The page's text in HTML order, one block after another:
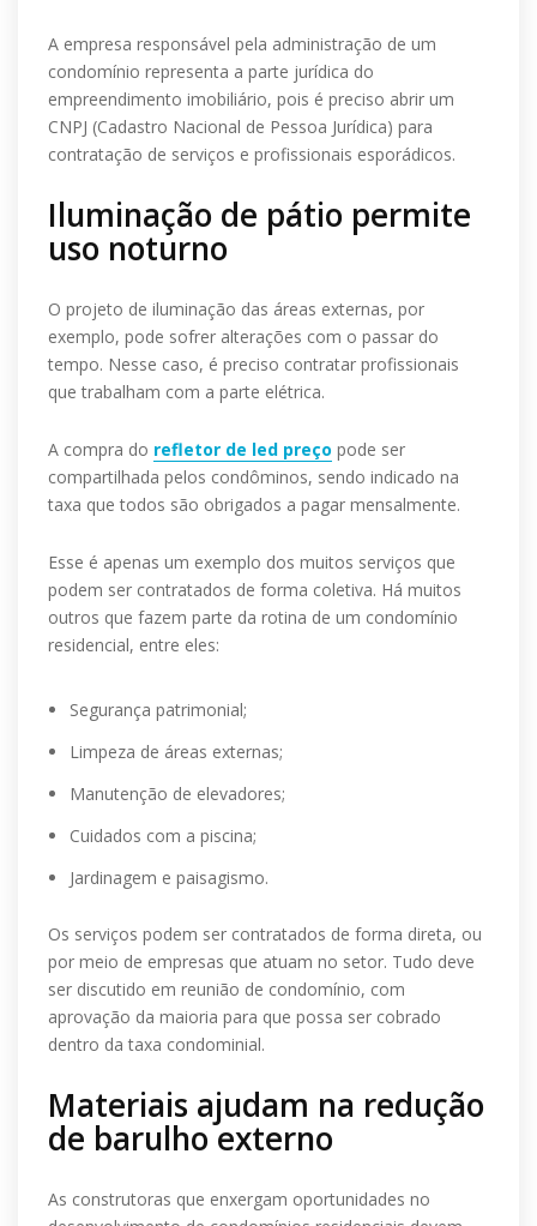
A empresa responsável pela administração de um
condomínio representa a parte jurídica do
empreendimento imobiliário, pois é preciso abrir um
CNPJ (Cadastro Nacional de Pessoa Jurídica) para
contratação de serviços e profissionais esporádicos.
Iluminação de pátio permite
uso noturno
O projeto de iluminação das áreas externas, por
exemplo, pode sofrer alterações com o passar do
tempo. Nesse caso, é preciso contratar profissionais
que trabalham com a parte elétrica.
A compra do refletor de led preço pode ser
compartilhada pelos condôminos, sendo indicado na
taxa que todos são obrigados a pagar mensalmente.
Esse é apenas um exemplo dos muitos serviços que
podem ser contratados de forma coletiva. Há muitos
outros que fazem parte da rotina de um condomínio
residencial, entre eles:
Segurança patrimonial;
Limpeza de áreas externas;
Manutenção de elevadores;
Cuidados com a piscina;
Jardinagem e paisagismo.
Os serviços podem ser contratados de forma direta, ou
por meio de empresas que atuam no setor. Tudo deve
ser discutido em reunião de condomínio, com
aprovação da maioria para que possa ser cobrado
dentro da taxa condominial.
Materiais ajudam na redução
de barulho externo
As construtoras que enxergam oportunidades no